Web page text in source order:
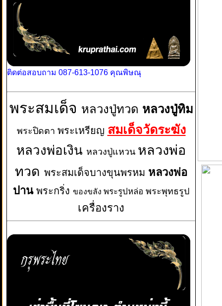
ติดต่อสอบถาม 087-613-1076 คุณพิษณุ
พระสมเด็จ หลวงปู่ทวด หลวงปู่ทิม
พระปิดตา พระเหรียญ สมเด็จวัดระฆัง
หลวงพ่อเงิน หลวงปู่แหวน หลวงพ่อ
ทวด พระสมเด็จบางขุนพรหม หลวงพ่อ
ปาน พระกริ่ง ของขลัง พระรูปหล่อ พระพุทธรูป
เครื่องราง